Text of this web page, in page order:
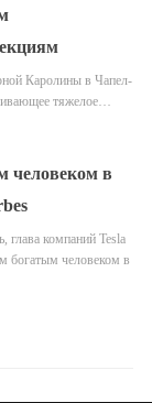
Каролины в Чапел-
тяжелое…
человеком в
глава компаний Tesla
богатым человеком в